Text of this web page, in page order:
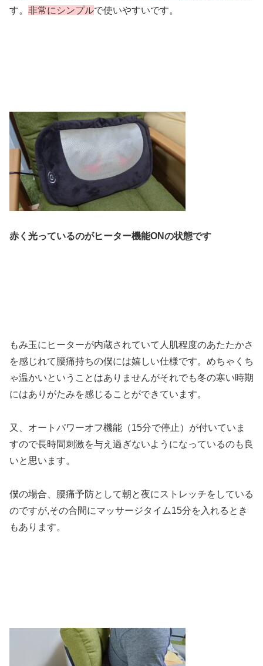
す。 非常にシンプルで使いやすいです。
赤く光っているのがヒーター機能ONの状態です
もみ玉にヒーターが内蔵されていて人肌程度のあたたかさ
を感じれて腰痛持ちの僕には嬉しい仕様です。めちゃくち
ゃ温かいということはありませんがそれでも冬の寒い時期
にはありがたみを感じることができています。
又、オートパワーオフ機能（15分で停止）が付いていま
すので長時間刺激を与え過ぎないようになっているのも良
いと思います。
僕の場合、腰痛予防として朝と夜にストレッチをしている
のですが,その合間にマッサージタイム15分を入れるとき
もあります。